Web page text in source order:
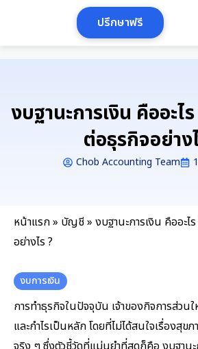
ปรึกษาฟรี
งบฐานะการเงิน คืออะไ
ต่อธุรกิจอย่าง
Chob Accounting Team
หน้าแรก» บัญชี» งบฐานะการเงิน คืออะไ
อย่างไร ?
งบการเงิน
การทำธุรกิจในปัจจุบัน เจ้าของกิจการส่ว
และกำไรเป็นหลัก โดยที่ไม่ได้สนใจเรื่องสุข